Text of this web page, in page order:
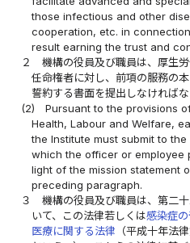
those infectious and other
cooperation, etc. in
result earning the trust and
２
機構の役員及び職員は、厚生
任命権者に対し、前項の服務の
誓約する書面を提出しなければな
(2)
Pursuant to the provisions
Health, Labour and Welfare,
the Institute must submit to
which the officer or employee
light of the mission statement
preceding paragraph.
３
機構の役員及び職員は、第二
いて、この法律若しくは感染症
医療に関する法律 （平成十年法